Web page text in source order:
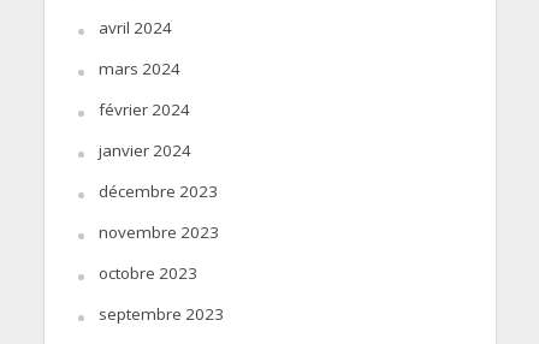
avril 2024
mars 2024
février 2024
janvier 2024
décembre 2023
novembre 2023
octobre 2023
septembre 2023